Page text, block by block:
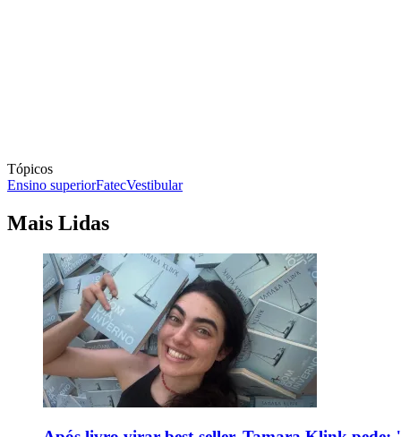
Tópicos
Ensino superiorFatecVestibular
Mais Lidas